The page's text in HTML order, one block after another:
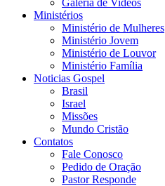
Galeria de Videos
Ministérios
Ministério de Mulheres
Ministério Jovem
Ministério de Louvor
Ministério Família
Noticias Gospel
Brasil
Israel
Missões
Mundo Cristão
Contatos
Fale Conosco
Pedido de Oração
Pastor Responde